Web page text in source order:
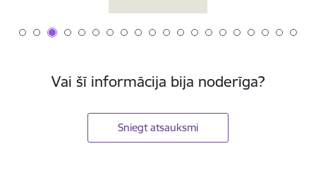
Vai šī informācija bija noderīga?
Sniegt atsauksmi